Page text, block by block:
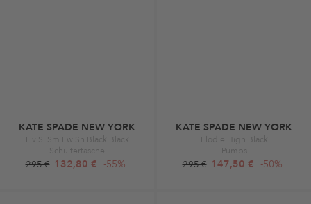
KATE SPADE NEW YORK
Liv Sl Sm Ew Sh Black Black
Schultertasche
295 € 132,80 € -55%
KATE SPADE NEW YORK
Elodie High Black
Pumps
295 € 147,50 € -50%